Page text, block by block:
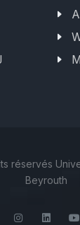
réservés
Beyrouth
Twitter Instagram